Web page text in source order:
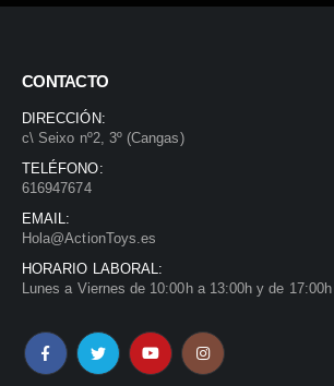
CONTACTO
DIRECCIÓN:
c\ Seixo nº2, 3º (Cangas)
TELÉFONO:
616947674
EMAIL:
Hola@ActionToys.es
HORARIO LABORAL:
Lunes a Viernes de 10:00h a 13:00h y de